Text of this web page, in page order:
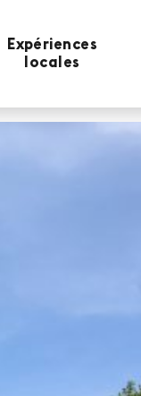
Expériences
locales